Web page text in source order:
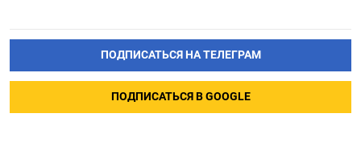
ПОДПИСАТЬСЯ НА ТЕЛЕГРАМ
ПОДПИСАТЬСЯ В GOOGLE